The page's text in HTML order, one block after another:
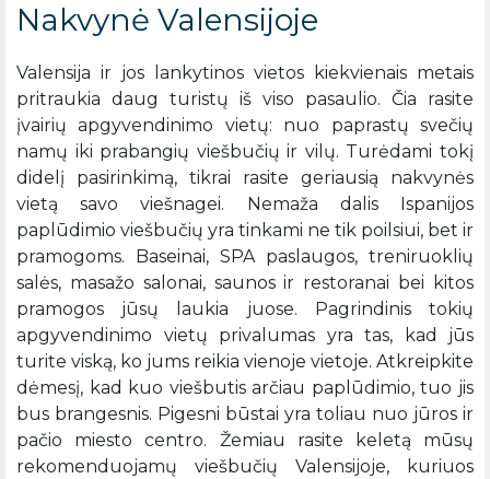
Nakvynė Valensijoje
Valensija ir jos lankytinos vietos kiekvienais metais
pritraukia daug turistų iš viso pasaulio. Čia rasite
įvairių apgyvendinimo vietų: nuo paprastų svečių
namų iki prabangių viešbučių ir vilų. Turėdami tokį
didelį pasirinkimą, tikrai rasite geriausią nakvynės
vietą savo viešnagei. Nemaža dalis Ispanijos
paplūdimio viešbučių yra tinkami ne tik poilsiui, bet ir
pramogoms. Baseinai, SPA paslaugos, treniruoklių
salės, masažo salonai, saunos ir restoranai bei kitos
pramogos jūsų laukia juose. Pagrindinis tokių
apgyvendinimo vietų privalumas yra tas, kad jūs
turite viską, ko jums reikia vienoje vietoje. Atkreipkite
dėmesį, kad kuo viešbutis arčiau paplūdimio, tuo jis
bus brangesnis. Pigesni būstai yra toliau nuo jūros ir
pačio miesto centro. Žemiau rasite keletą mūsų
rekomenduojamų viešbučių Valensijoje, kuriuos